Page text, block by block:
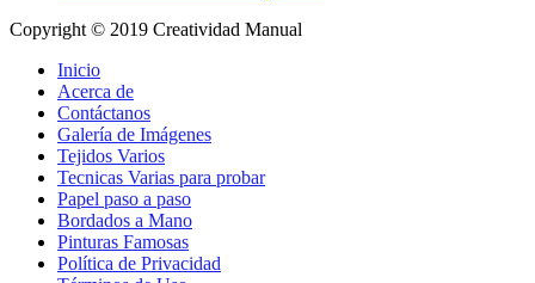
Copyright © 2019 Creatividad Manual
Inicio
Acerca de
Contáctanos
Galería de Imágenes
Tejidos Varios
Tecnicas Varias para probar
Papel paso a paso
Bordados a Mano
Pinturas Famosas
Política de Privacidad